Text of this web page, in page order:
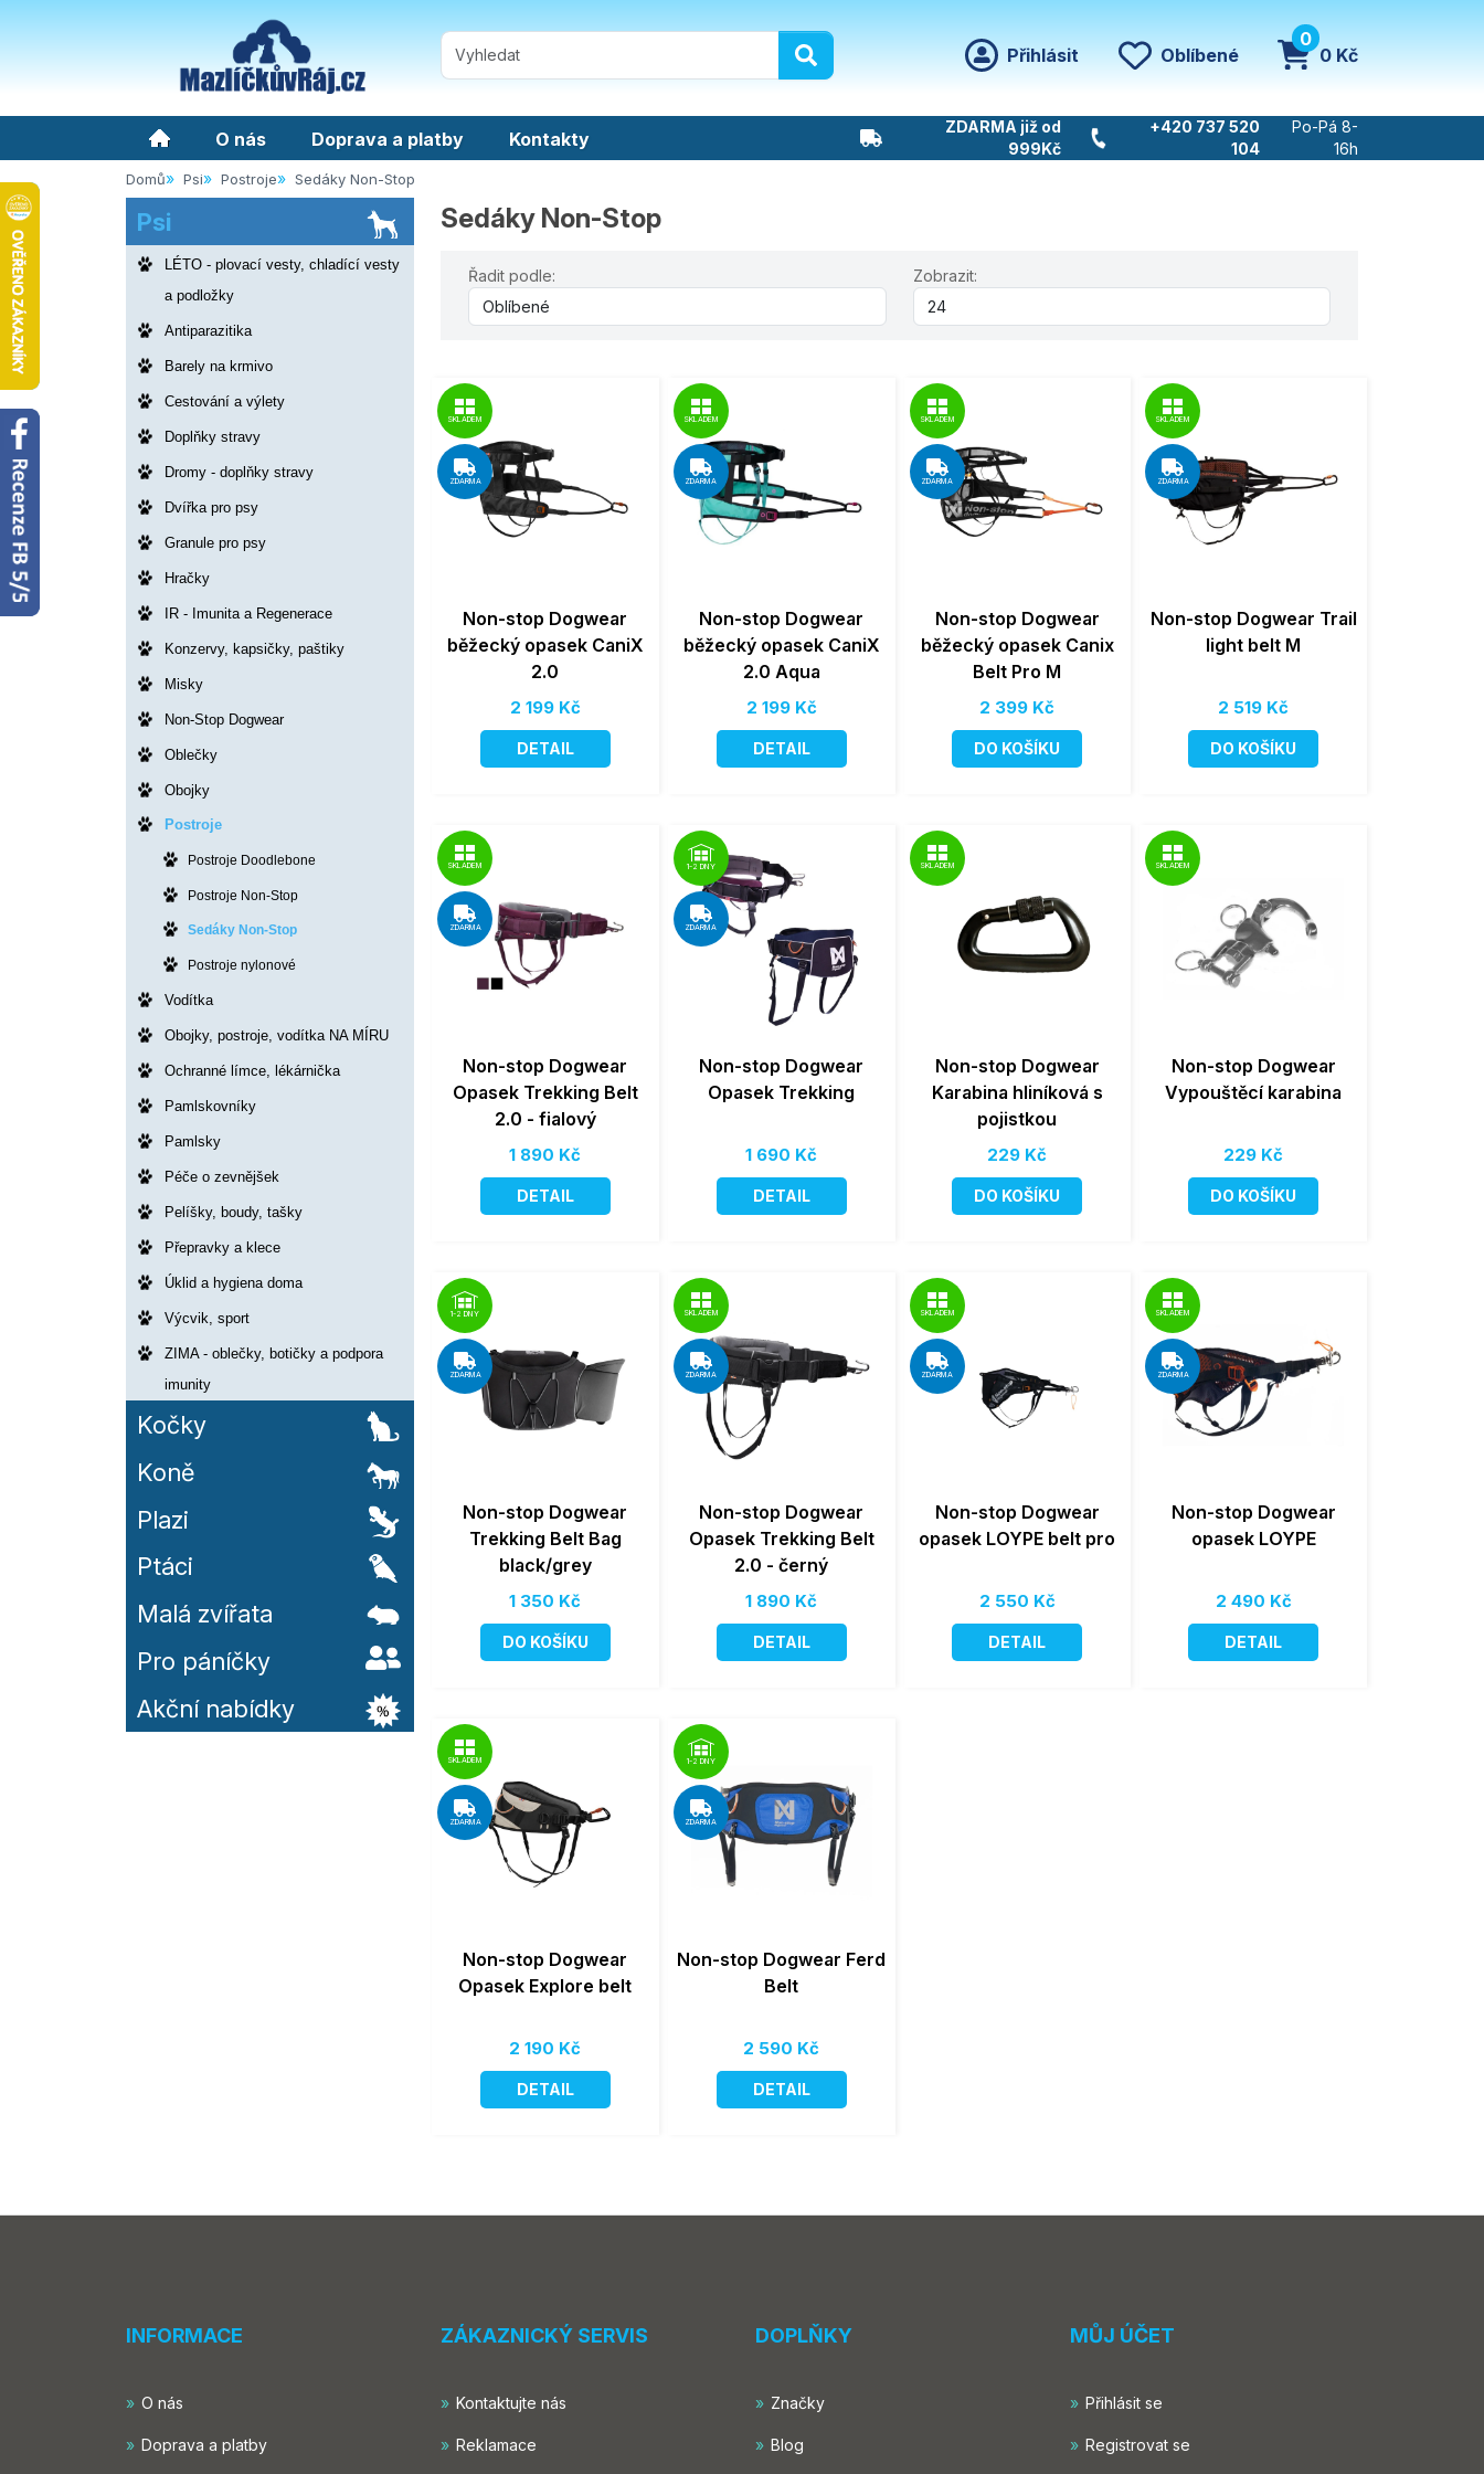
Přihlásit Oblíbené
0
0 Kč
O nás Doprava a platby Kontakty
ZDARMA již od
999Kč
+420 737 520
104
Po-Pá 8-
16h
Domů Psi Postroje Sedáky Non-Stop
Psi
LÉTO - plovací vesty, chladící vesty
a podložky
Antiparazitika
Barely na krmivo
Cestování a výlety
Doplňky stravy
Dromy - doplňky stravy
Dvířka pro psy
Granule pro psy
Hračky
IR - Imunita a Regenerace
Konzervy, kapsičky, paštiky
Misky
Non-Stop Dogwear
Oblečky
Obojky
Postroje
Postroje Doodlebone
Postroje Non-Stop
Sedáky Non-Stop
Postroje nylonové
Vodítka
Obojky, postroje, vodítka NA MÍRU
Ochranné límce, lékárnička
Pamlskovníky
Pamlsky
Péče o zevnějšek
Pelíšky, boudy, tašky
Přepravky a klece
Úklid a hygiena doma
Výcvik, sport
ZIMA - oblečky, botičky a podpora
imunity
Kočky
Koně
Plazi
Ptáci
Malá zvířata
Pro páníčky
Akční nabídky
Sedáky Non-Stop
Řadit podle: Zobrazit:
SKLADEM
ZDARMA
Non-stop Dogwear
běžecký opasek CaniX
2.0
2 199 Kč
DETAIL
SKLADEM
ZDARMA
Non-stop Dogwear
běžecký opasek CaniX
2.0 Aqua
2 199 Kč
DETAIL
SKLADEM
ZDARMA
Non-stop Dogwear
běžecký opasek Canix
Belt Pro M
2 399 Kč
DO KOŠÍKU
SKLADEM
ZDARMA
Non-stop Dogwear Trail
light belt M
2 519 Kč
DO KOŠÍKU
SKLADEM
ZDARMA
Non-stop Dogwear
Opasek Trekking Belt
2.0 - fialový
1 890 Kč
DETAIL
1-2 DNY
ZDARMA
Non-stop Dogwear
Opasek Trekking
1 690 Kč
DETAIL
SKLADEM
Non-stop Dogwear
Karabina hliníková s
pojistkou
229 Kč
DO KOŠÍKU
SKLADEM
Non-stop Dogwear
Vypouštěcí karabina
229 Kč
DO KOŠÍKU
1-2 DNY
ZDARMA
Non-stop Dogwear
Trekking Belt Bag
black/grey
1 350 Kč
DO KOŠÍKU
SKLADEM
ZDARMA
Non-stop Dogwear
Opasek Trekking Belt
2.0 - černý
1 890 Kč
DETAIL
SKLADEM
ZDARMA
Non-stop Dogwear
opasek LOYPE belt pro
2 550 Kč
DETAIL
SKLADEM
ZDARMA
Non-stop Dogwear
opasek LOYPE
2 490 Kč
DETAIL
SKLADEM
ZDARMA
Non-stop Dogwear
Opasek Explore belt
2 190 Kč
DETAIL
1-2 DNY
ZDARMA
Non-stop Dogwear Ferd
Belt
2 590 Kč
DETAIL
INFORMACE
O nás
Doprava a platby
ZÁKAZNICKÝ SERVIS
Kontaktujte nás
Reklamace
DOPLŇKY
Značky
Blog
MŮJ ÚČET
Přihlásit se
Registrovat se